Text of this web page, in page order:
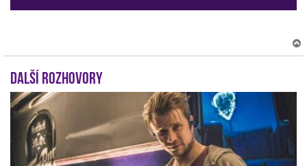
Další rozhovory